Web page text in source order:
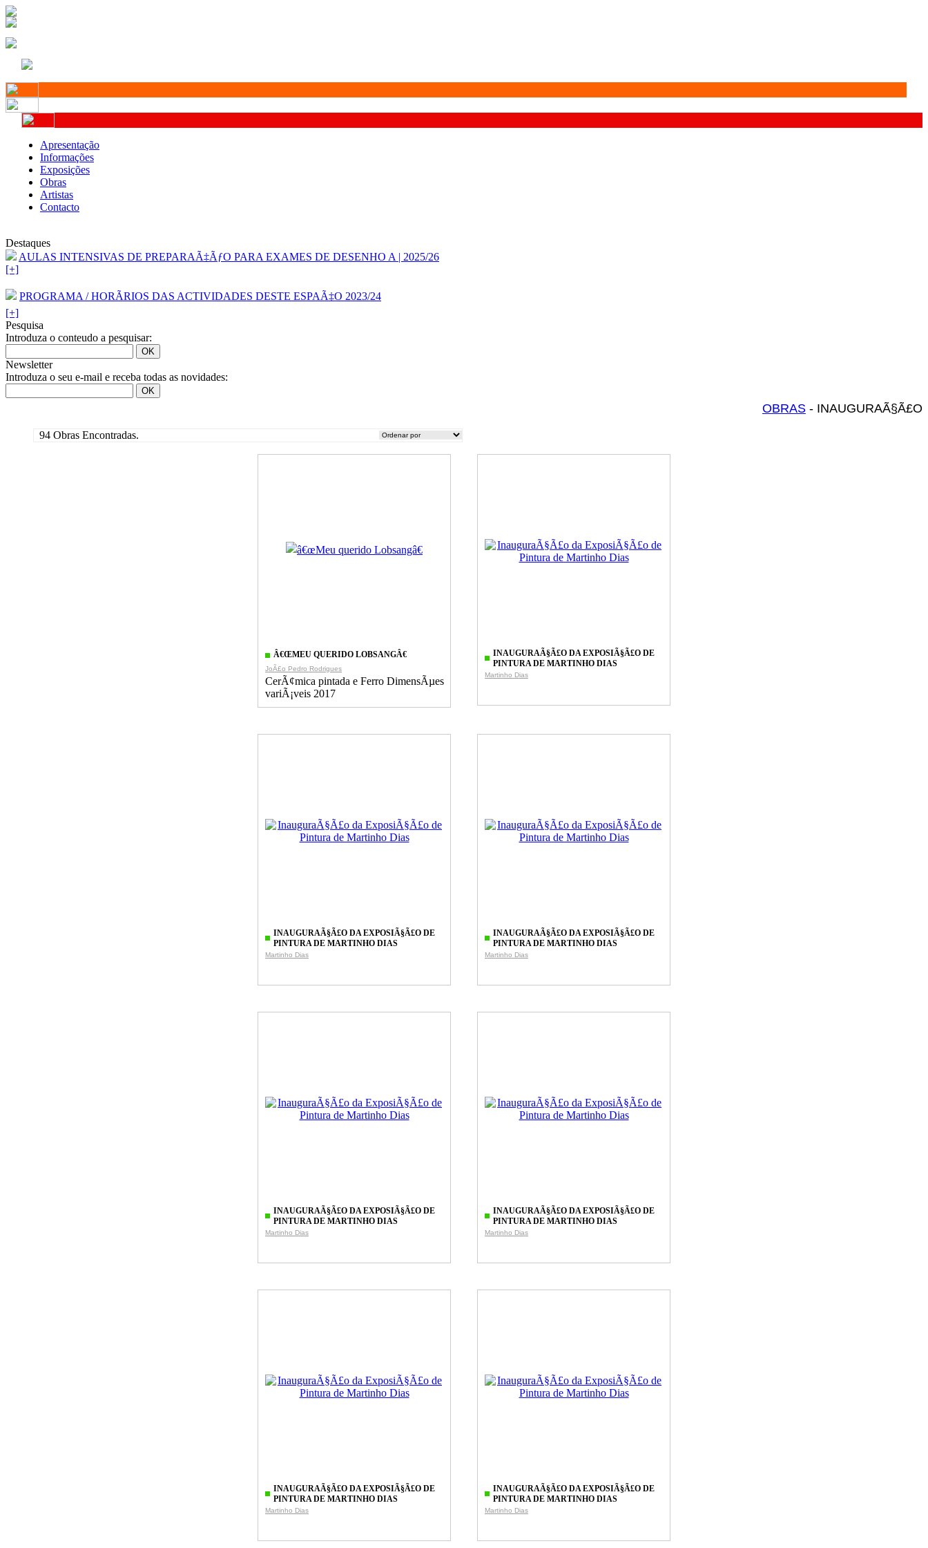
Apresentação
Informações
Exposições
Obras
Artistas
Contacto
Destaques
AULAS INTENSIVAS DE PREPARAÃ‡ÃƒO PARA EXAMES DE DESENHO A | 2025/26
[+]
PROGRAMA / HORÃRIOS DAS ACTIVIDADES DESTE ESPAÃ‡O 2023/24
[+]
Pesquisa
Introduza o conteudo a pesquisar:
Newsletter
Introduza o seu e-mail e receba todas as novidades:
OBRAS - INAUGURAÃ§Ã£O
94 Obras Encontradas.
Â€ŒMEU QUERIDO LOBSANGÂ€
JoÃ£o Pedro Rodrigues
CerÃ¢mica pintada e Ferro DimensÃµes
variÃ¡veis 2017
INAUGURAÃ§Ã£O DA EXPOSIÃ§Ã£O DE
PINTURA DE MARTINHO DIAS
Martinho Dias
INAUGURAÃ§Ã£O DA EXPOSIÃ§Ã£O DE
PINTURA DE MARTINHO DIAS
Martinho Dias
INAUGURAÃ§Ã£O DA EXPOSIÃ§Ã£O DE
PINTURA DE MARTINHO DIAS
Martinho Dias
INAUGURAÃ§Ã£O DA EXPOSIÃ§Ã£O DE
PINTURA DE MARTINHO DIAS
Martinho Dias
INAUGURAÃ§Ã£O DA EXPOSIÃ§Ã£O DE
PINTURA DE MARTINHO DIAS
Martinho Dias
INAUGURAÃ§Ã£O DA EXPOSIÃ§Ã£O DE
PINTURA DE MARTINHO DIAS
Martinho Dias
INAUGURAÃ§Ã£O DA EXPOSIÃ§Ã£O DE
PINTURA DE MARTINHO DIAS
Martinho Dias